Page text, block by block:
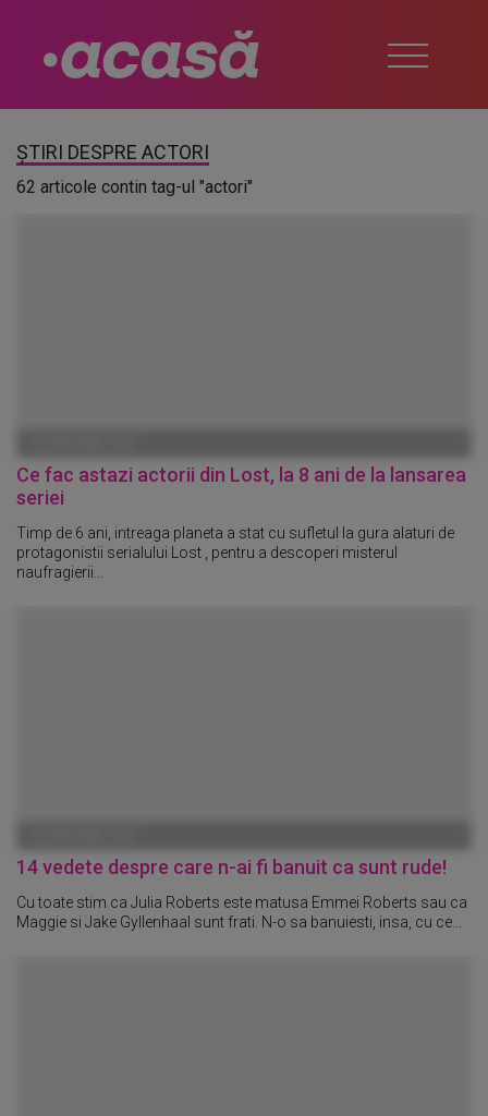
ȘTIRI DESPRE ACTORI
62 articole contin tag-ul "actori"
Ce fac astazi actorii din Lost, la 8 ani de la lansarea
seriei
Timp de 6 ani, intreaga planeta a stat cu sufletul la gura alaturi de
protagonistii serialului Lost , pentru a descoperi misterul
naufragierii...
14 vedete despre care n-ai fi banuit ca sunt rude!
Cu toate stim ca Julia Roberts este matusa Emmei Roberts sau ca
Maggie si Jake Gyllenhaal sunt frati. N-o sa banuiesti, insa, cu ce...